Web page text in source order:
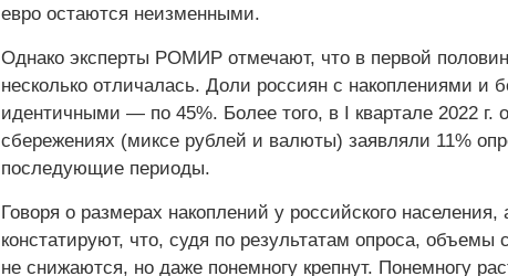
евро остаются неизменными.
Однако эксперты РОМИР отмечают, что в первой
несколько отличалась. Доли россиян с накоплениями и
идентичными — по 45%. Более того, в I квартале 2022 г.
сбережениях (миксе рублей и валюты) заявляли 11%
последующие периоды.
Говоря о размерах накоплений у российского
констатируют, что, судя по результатам опроса, объемы
не снижаются, но даже понемногу крепнут. Понемногу